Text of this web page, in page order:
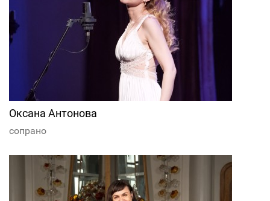
Оксана Антонова
сопрано